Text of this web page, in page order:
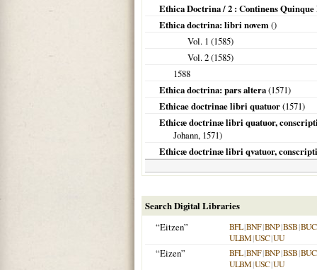
Ethica Doctrina / 2 : Continens
Ethica doctrina: libri novem()
Vol. 1 (1585)
Vol. 2 (1585)
1588
Ethica doctrina: pars altera(1571)
Ethicae doctrinae libri quatuor(1571)
Ethicæ doctrinæ libri quatuor,
Johann, 1571)
Ethicæ doctrinæ libri qvatuor,
Search Digital Libraries
“Eitzen”
BFL|BNF|BNP|BSB|
ULBM|USC|UU
“Eizen” BFL|BNF|BNP|BSB|
ULBM|USC|UU